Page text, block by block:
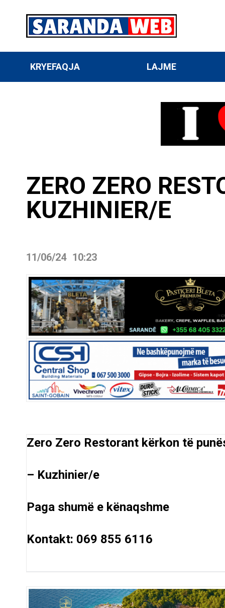
KRYEFAQJA LAJME
ZERO ZERO
KUZHINIER/E
11/06/24 10:23
Zero Zero Restorant kërkon të
– Kuzhinier/e
Paga shumë e kënaqshme
Kontakt: 069 855 6116